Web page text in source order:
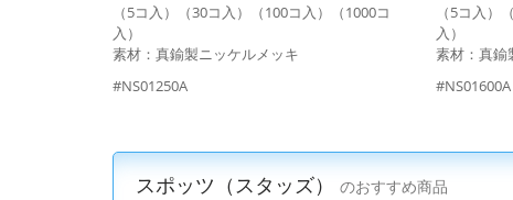
（5コ入）（30コ入）（100コ入）（1000コ
入）
素材：真鍮製ニッケルメッキ
#NS01250A
（5コ入）
入）
素材：真鍮
#NS01600A
スポッツ（スタッズ） のおすすめ商品